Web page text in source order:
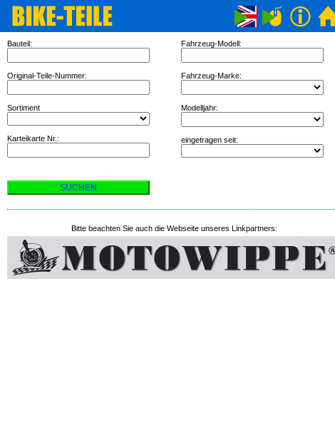
Bauteil:
Original-Teile-Nummer:
Sortiment
Karteikarte Nr.:
Fahrzeug-Modell:
Fahrzeug-Marke:
Modelljahr:
eingetragen seit:
Bitte beachten Sie auch die Webseite unseres Linkpartners: